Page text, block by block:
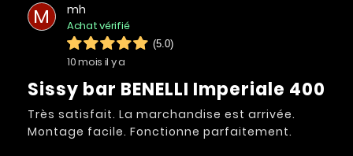
M mh
Achat vérifié
(5.0)
10 mois il y a
Sissy bar BENELLI Imperiale 400
Très satisfait. La marchandise est arrivée.
Montage facile. Fonctionne parfaitement.